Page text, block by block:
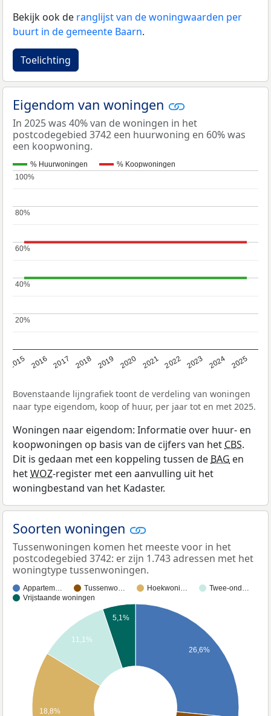
Bekijk ook de ranglijst van de woningwaarden per
buurt in de gemeente Baarn.
Toelichting
Eigendom van woningen
In 2025 was 40% van de woningen in het
postcodegebied 3742 een huurwoning en 60% was
een koopwoning.
% Huurwoningen % Koopwoningen
2015 2016 2017 2018 2019 2020 2021 2022 2023 2024 2025
20%
20%
40%
40%
60%
60%
80%
80%
100%
100%
Bovenstaande lijngrafiek toont de verdeling van woningen
naar type eigendom, koop of huur, per jaar tot en met 2025.
Woningen naar eigendom: Informatie over huur- en
koopwoningen op basis van de cijfers van het CBS.
Dit is gedaan met een koppeling tussen de BAG en
hetWOZ-register met een aanvulling uit het
woningbestand van het Kadaster.
Soorten woningen
Tussenwoningen komen het meeste voor in het
postcodegebied 3742: er zijn 1.743 adressen met het
woningtype tussenwoningen.
Appartem… Tussenwo… Hoekwoni…
Twee-ond…
Vrijstaande woningen
26,6%
5,1%
11,1%
18,8%